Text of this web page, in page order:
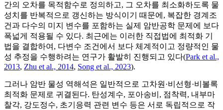
간의 오차를 목적함수로 정의하고, 그 오차를 최소화하도록 물
성치를 반복적으로 갱신하는 방식이기 때문에, 복잡한 경계조
건과 다수의 미지 변수를 포함하는 실제 암반공학 문제에 보다
폭넓게 적용될 수 있다. 최근에는 이러한 직접법에 최적화 기
법을 결합하여, 다변수 조건에서 보다 체계적이고 정량적인 물
성 추정을 수행하려는 연구가 활발히 진행되고 있다(Park et al.,
2013, Zhu et al., 2014, Song et al., 2023).
그러나 암반 물성 역해석은 일반적으로 고차원·비선형·비볼록
최적화 문제로 귀결된다. 탄성계수, 포아송비, 점착력, 내부마
찰각, 강도정수, 초기응력 관련 변수 등은 서로 독립적으로 작